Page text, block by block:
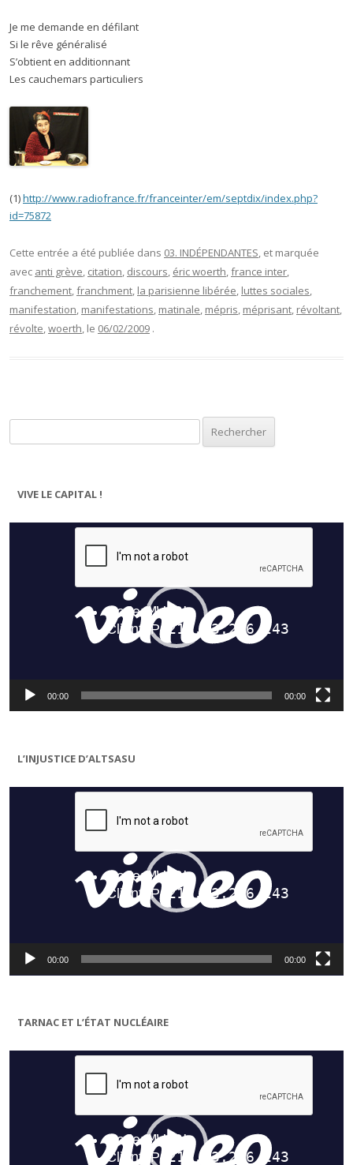
Je me demande en défilant
Si le rêve généralisé
S’obtient en additionnant
Les cauchemars particuliers
(1)http://www.radiofrance.fr/franceinter/em/septdix/index.php?
id=75872
Cette entrée a été publiée dans 03. INDÉPENDANTES, et marquée
avec anti grève, citation, discours, éric woerth,france inter,
franchement,franchment, la parisienne libérée, luttes sociales,
manifestation, manifestations, matinale, mépris, méprisant, révoltant,
révolte,woerth, le 06/02/2009 .
VIVE LE CAPITAL !
Lecteur
00:00 00:00
L’INJUSTICE D’ALTSASU
Lecteur
00:00 00:00
TARNAC ET L’ÉTAT NUCLÉAIRE
Lecteur